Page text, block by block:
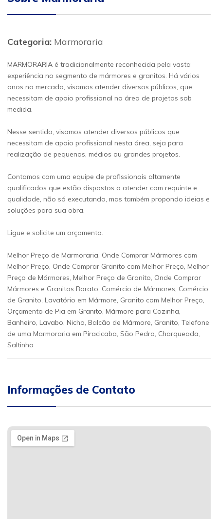
Categoria: Marmoraria
MARMORARIA é tradicionalmente reconhecida pela vasta
experiência no segmento de mármores e granitos. Há vários
anos no mercado, visamos atender diversos públicos, que
necessitam de apoio profissional na área de projetos sob
medida.
Nesse sentido, visamos atender diversos públicos que
necessitam de apoio profissional nesta área, seja para
realização de pequenos, médios ou grandes projetos.
Contamos com uma equipe de profissionais altamente
qualificados que estão dispostos a atender com requinte e
qualidade, não só executando, mas também propondo ideias e
soluções para sua obra.
Ligue e solicite um orçamento.
Melhor Preço de Marmoraria, Onde Comprar Mármores com
Melhor Preço, Onde Comprar Granito com Melhor Preço, Melhor
Preço de Mármores, Melhor Preço de Granito, Onde Comprar
Mármores e Granitos Barato, Comércio de Mármores, Comércio
de Granito, Lavatório em Mármore, Granito com Melhor Preço,
Orçamento de Pia em Granito, Mármore para Cozinha,
Banheiro, Lavabo, Nicho, Balcão de Mármore, Granito, Telefone
de uma Marmoraria em Piracicaba, São Pedro, Charqueada,
Saltinho
Informações de Contato